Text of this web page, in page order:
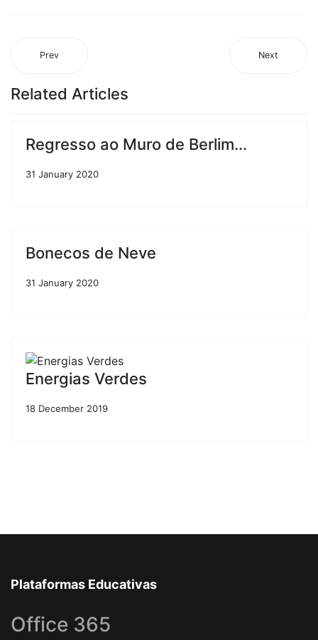
Prev Next
Related Articles
Regresso ao Muro de Berlim...
31 January 2020
Bonecos de Neve
31 January 2020
Energias Verdes
18 December 2019
Plataformas Educativas
Office 365